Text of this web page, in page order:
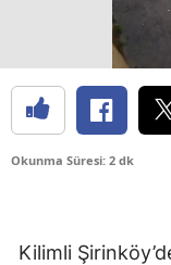
Okunma Süresi: 2 dk
Kilimli